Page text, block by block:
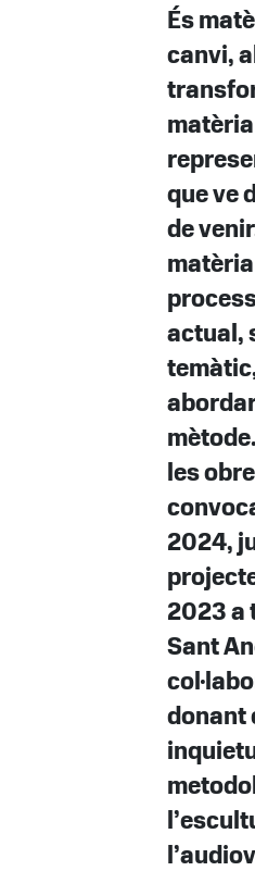
És
canvi,
que ve
de
actual,
les
2024,
2023 a
Sant
donant